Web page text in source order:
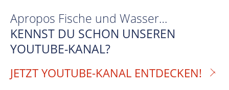
Apropos Fische und Wasser…
KENNST DU SCHON UNSEREN
YOUTUBE-KANAL?
JETZT YOUTUBE-KANAL ENTDECKEN!